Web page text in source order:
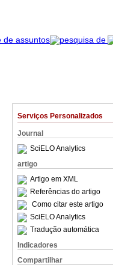
Serviços Personalizados
Journal
SciELO Analytics
artigo
Artigo em XML
Referências do artigo
Como citar este artigo
SciELO Analytics
Tradução automática
Indicadores
Compartilhar